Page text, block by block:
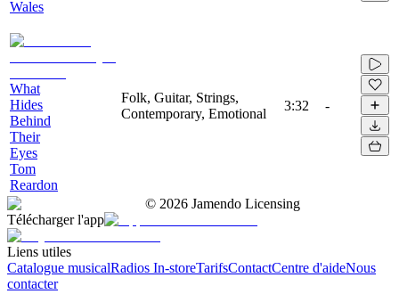
Wales
What
Hides
Behind
Their
Eyes
Tom
Reardon
Folk, Guitar, Strings,
Contemporary, Emotional
3:32 -
© 2026 Jamendo Licensing
Télécharger l'app
Liens utiles
Catalogue musicalRadios In-storeTarifsContactCentre d'aideNous
contacter